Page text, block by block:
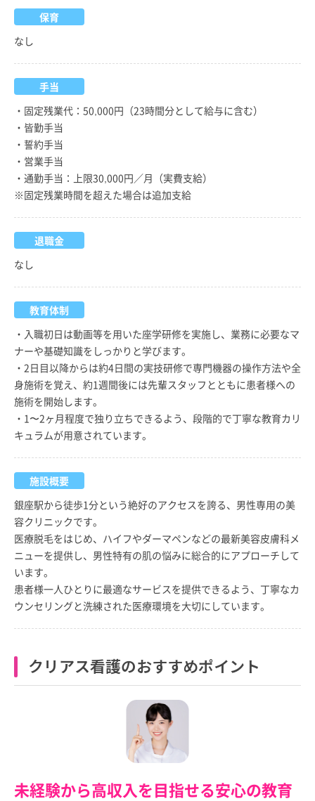
保育
なし
手当
・固定残業代：50,000円（23時間分として給与に含む）
・皆勤手当
・誓約手当
・営業手当
・通勤手当：上限30,000円／月（実費支給）
※固定残業時間を超えた場合は追加支給
退職金
なし
教育体制
・入職初日は動画等を用いた座学研修を実施し、業務に必要なマ
ナーや基礎知識をしっかりと学びます。
・2日目以降からは約4日間の実技研修で専門機器の操作方法や全
身施術を覚え、約1週間後には先輩スタッフとともに患者様への
施術を開始します。
・1〜2ヶ月程度で独り立ちできるよう、段階的で丁寧な教育カリ
キュラムが用意されています。
施設概要
銀座駅から徒歩1分という絶好のアクセスを誇る、男性専用の美
容クリニックです。
医療脱毛をはじめ、ハイフやダーマペンなどの最新美容皮膚科メ
ニューを提供し、男性特有の肌の悩みに総合的にアプローチして
います。
患者様一人ひとりに最適なサービスを提供できるよう、丁寧なカ
ウンセリングと洗練された医療環境を大切にしています。
クリアス看護のおすすめポイント
未経験から高収入を目指せる安心の教育